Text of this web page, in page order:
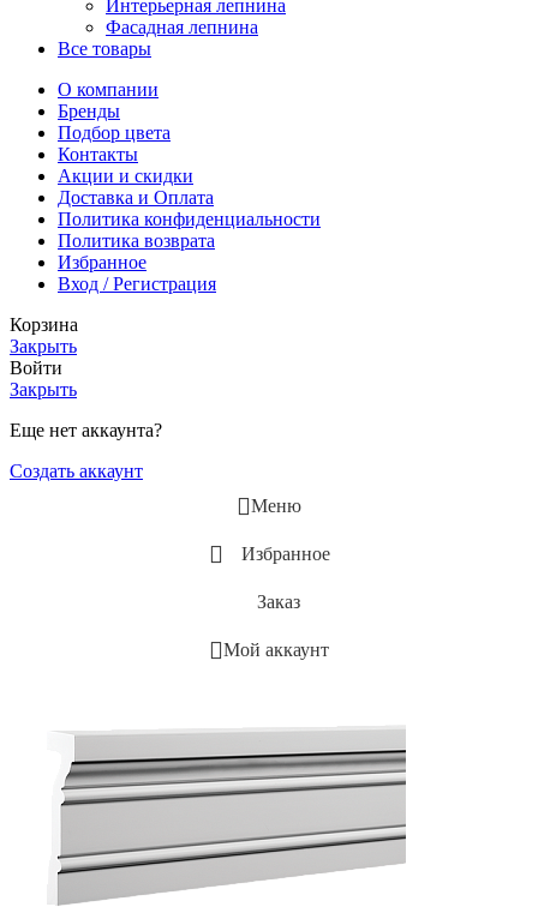
Интерьерная лепнина
Фасадная лепнина
Все товары
О компании
Бренды
Подбор цвета
Контакты
Акции и скидки
Доставка и Оплата
Политика конфиденциальности
Политика возврата
Избранное
Вход / Регистрация
Корзина
Закрыть
Войти
Закрыть
Еще нет аккаунта?
Создать аккаунт
Меню
Избранное
Заказ
Мой аккаунт